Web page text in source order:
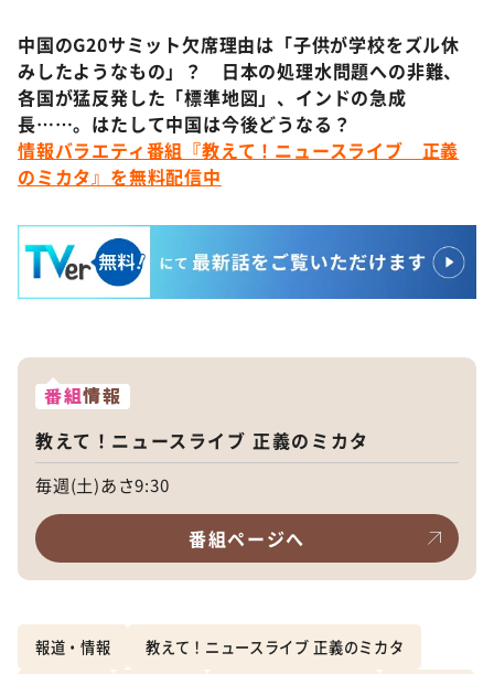
中国のG20サミット欠席理由は「子供が学校をズル休
みしたようなもの」？ 日本の処理水問題への非難、
各国が猛反発した「標準地図」、インドの急成
長……。はたして中国は今後どうなる？
情報バラエティ番組『教えて！ニュースライブ 正義
のミカタ』を無料配信中
番組情報
教えて！ニュースライブ 正義のミカタ
毎週(土)あさ9:30
番組ページへ
報道・情報 教えて！ニュースライブ 正義のミカタ